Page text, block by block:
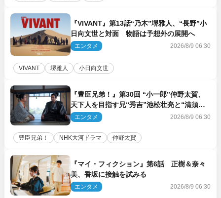
『VIVANT』第13話“乃木”堺雅人、“長野”小
日向文世と対面 物語は予想外の展開へ
エンタメ 2026/8/9 06:30
VIVANT 堺雅人 小日向文世
『豊臣兄弟！』第30回 “小一郎”仲野太賀、
天下人を目指す兄“秀吉”池松壮亮と“清須会
議”へ
エンタメ 2026/8/9 06:30
豊臣兄弟！ NHK大河ドラマ 仲野太賀
『マイ・フィクション』第6話 正樹＆奈々
美、香坂に接触を試みる
エンタメ 2026/8/9 06:30